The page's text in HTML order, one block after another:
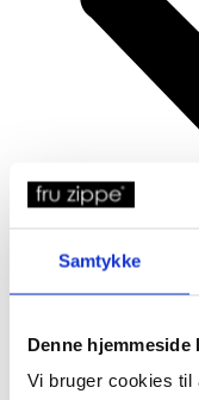
Samtykke
Denne
Vi bruger cookies til